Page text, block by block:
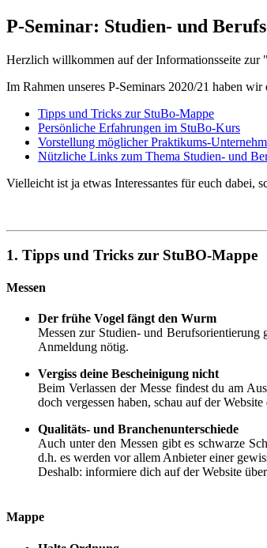
P-Seminar: Studien- und
Herzlich willkommen auf der Informationsseite zur
Im Rahmen unseres P-Seminars 2020/21 haben
Tipps und Tricks zur StuBo-Mappe
Persönliche Erfahrungen im StuBo-Kurs
Vorstellung möglicher Praktikums-
Nützliche Links zum Thema Studien- und
Vielleicht ist ja etwas Interessantes für euch dabei,
1. Tipps und Tricks zur StuBO-Mappe
Messen
Der frühe Vogel fängt den Wurm
Messen zur Studien- und
Anmeldung nötig.
Vergiss deine Bescheinigung nicht
Beim Verlassen der Messe findest du am
doch vergessen haben, schau auf der
Qualitäts- und Branchenunterschiede
Auch unter den Messen gibt es schwarze
d.h. es werden vor allem Anbieter einer
Deshalb: informiere dich auf der Website
Mappe